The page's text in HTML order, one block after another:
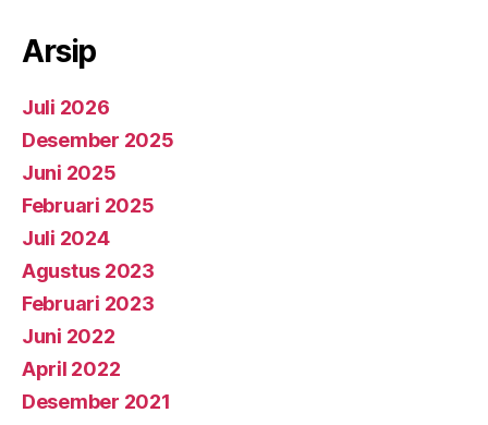
Arsip
Juli 2026
Desember 2025
Juni 2025
Februari 2025
Juli 2024
Agustus 2023
Februari 2023
Juni 2022
April 2022
Desember 2021